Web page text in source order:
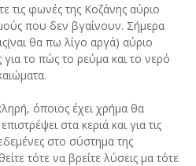
τις φωνές της Κοζάνης αύριο
που δεν βγαίνουν. Σήμερα
θα πω λίγο αργά) αύριο
το πώς το ρεύμα και το νερό
όποιος έχει χρήμα θα
στα κεριά και για τις
στο σύστημα της
τότε να βρείτε λύσεις μα τότε